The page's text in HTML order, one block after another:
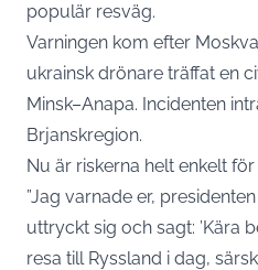
populär resväg.
Varningen kom efter
ukrainsk drönare träffat en
Minsk–Anapa. Incidenten
Brjanskregion.
Nu är riskerna helt enkelt för
”Jag varnade er,
uttryckt sig och sagt: ’Kära
resa till Ryssland i dag,